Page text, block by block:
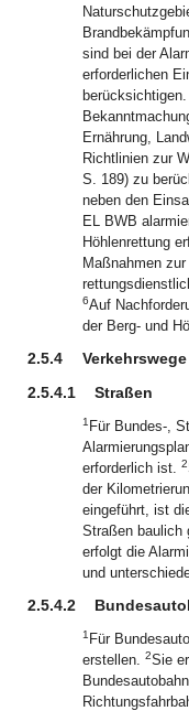
sind bei der
erforderlichen
berücksichtigen.
Ernährung,
Richtlinien zur
S. 189) zu
neben den
EL BWB
Höhlenrettung
Maßnahmen
6Auf
der Berg- und
2.5.4
Verkehrswege
2.5.4.1
Straßen
1 Für Bundes-,
erforderlich ist. 2
der
eingeführt, ist
Straßen baulich
erfolgt die
und
2.5.4.2
1 Für
erstellen. 2Sie